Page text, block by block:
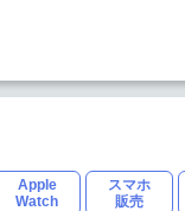
Apple
Watch
スマホ
販売